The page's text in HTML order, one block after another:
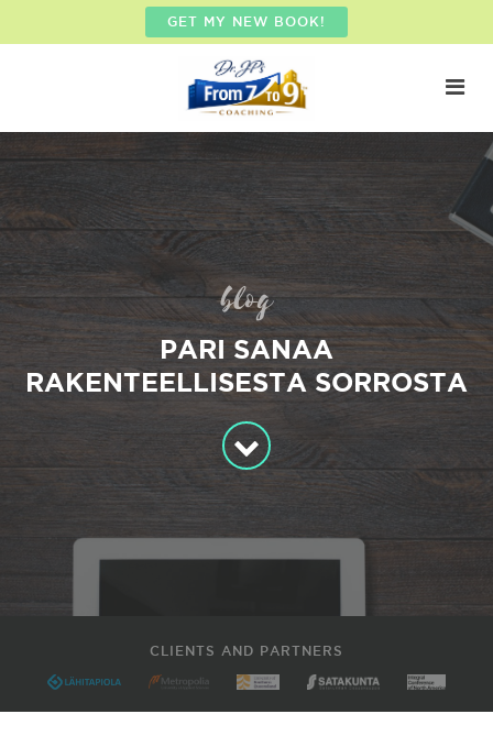
GET MY NEW BOOK!
blog
PARI SANAA
RAKENTEELLISESTA SORROSTA
CLIENTS AND PARTNERS